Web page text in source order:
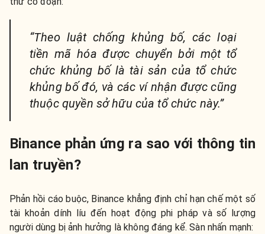
“Theo luật chống khủng bố, các loại
tiền mã hóa được chuyển bởi một tổ
chức khủng bố là tài sản của tổ chức
khủng bố đó, và các ví nhận được cũng
thuộc quyền sở hữu của tổ chức này.”
Binance phản ứng ra sao với thông tin
lan truyền?
Phản hồi cáo buộc, Binance khẳng định chỉ hạn chế một số
tài khoản dính líu đến hoạt động phi pháp và số lượng
người dùng bị ảnh hưởng là không đáng kể. Sàn nhấn mạnh: